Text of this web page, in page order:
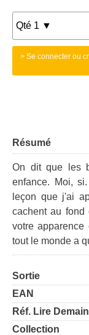
> Se connecter ou
Résumé
On dit que les
enfance. Moi,
leçon que j'ai
cachent au fond
votre
tout le monde a
Sortie
EAN
Réf. Lire Demain
Collection